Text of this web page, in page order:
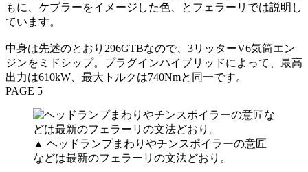
もに、ケブラーをイメージした色、とフェラーリでは説明し
ています。
中身は先述のとおり296GTBなので、3リッターV6気筒エン
ジンをミドシップ。プラグインハイブリッドによって、最高
出力は610kW、最大トルクは740Nmと同一です。
PAGE 5
▲ ヘッドランプまわりやチンスポイラーの意匠
などは最新のフェラーリの文法どおり。